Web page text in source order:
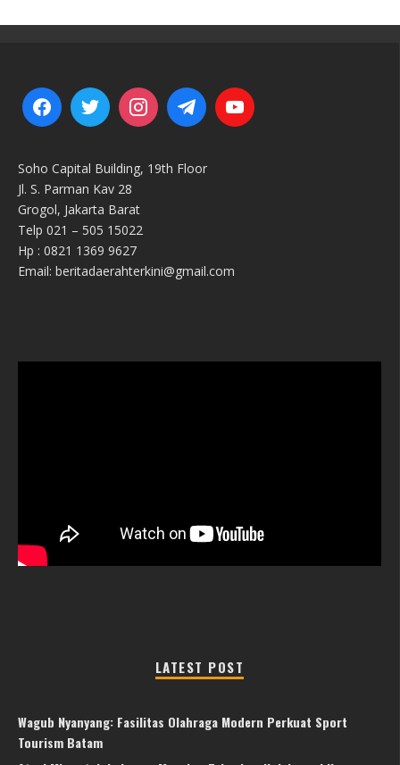
Soho Capital Building, 19th Floor
Jl. S. Parman Kav 28
Grogol, Jakarta Barat
Telp 021 – 505 15022
Hp : 0821 1369 9627
Email: beritadaerahterkini@gmail.com
LATEST POST
Wagub Nyanyang: Fasilitas Olahraga Modern Perkuat Sport
Tourism Batam